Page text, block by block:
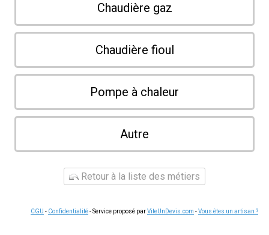
Chaudière gaz
Chaudière fioul
Pompe à chaleur
Autre
Retour à la liste des métiers
CGU - Confidentialité- Service proposé parViteUnDevis.com -Vous êtes un artisan ?